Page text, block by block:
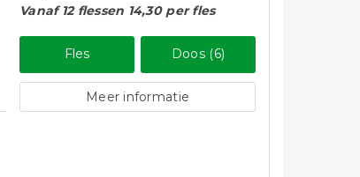
Vanaf 12 flessen 14,30 per fles
Fles Doos (6)
Meer informatie